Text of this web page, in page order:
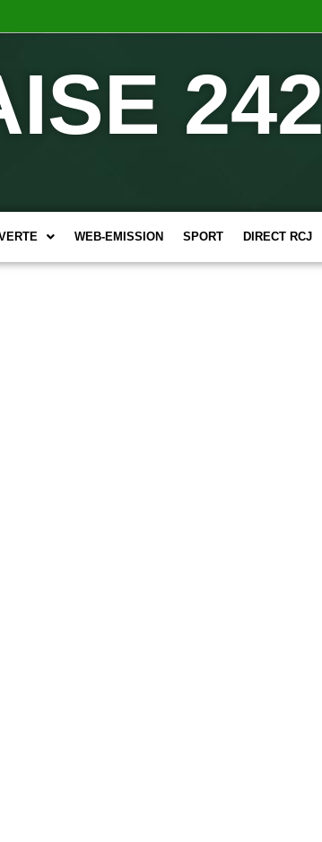
242
WEB-EMISSION SPORT DIRECT RCJ